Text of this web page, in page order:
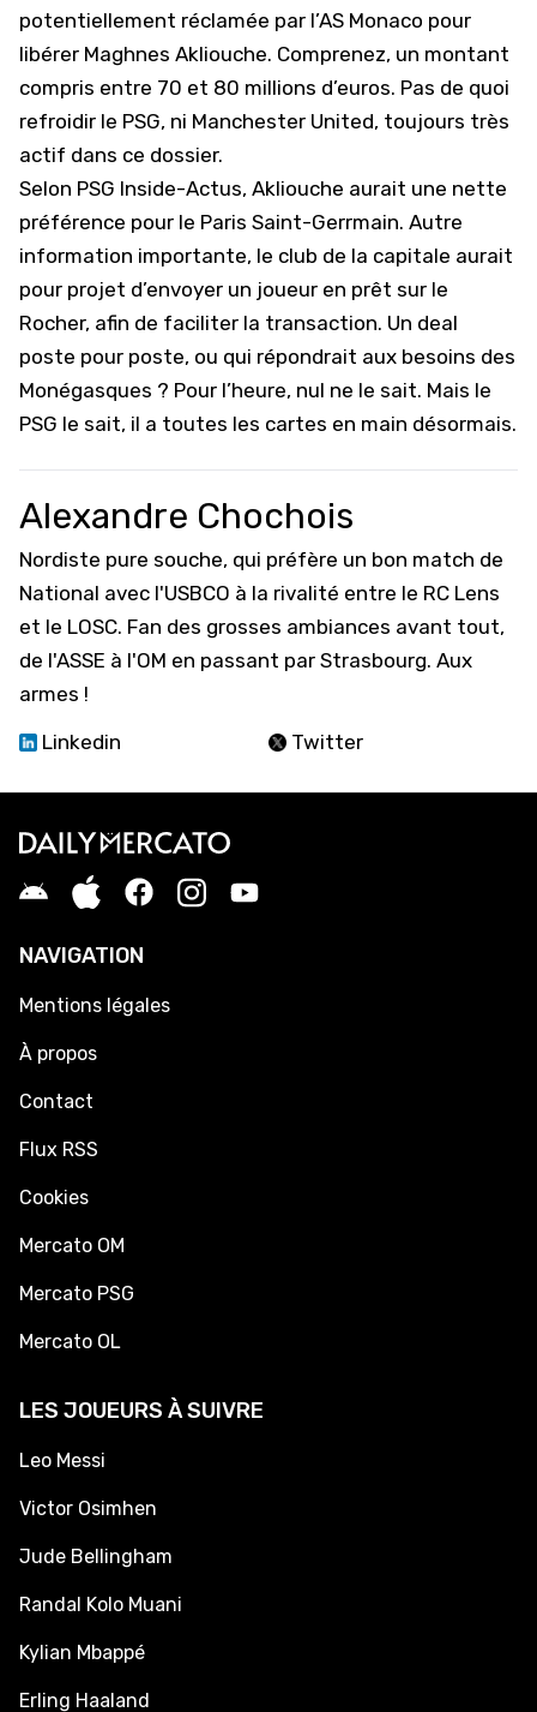
potentiellement réclamée par l’AS Monaco pour
libérer Maghnes Akliouche. Comprenez, un montant
compris entre 70 et 80 millions d’euros. Pas de quoi
refroidir le PSG, ni Manchester United, toujours très
actif dans ce dossier.
Selon PSG Inside-Actus, Akliouche aurait une nette
préférence pour le Paris Saint-Gerrmain. Autre
information importante, le club de la capitale aurait
pour projet d’envoyer un joueur en prêt sur le
Rocher, afin de faciliter la transaction. Un deal
poste pour poste, ou qui répondrait aux besoins des
Monégasques ? Pour l’heure, nul ne le sait. Mais le
PSG le sait, il a toutes les cartes en main désormais.
Alexandre Chochois
Nordiste pure souche, qui préfère un bon match de
National avec l'USBCO à la rivalité entre le RC Lens
et le LOSC. Fan des grosses ambiances avant tout,
de l'ASSE à l'OM en passant par Strasbourg. Aux
armes !
Linkedin
Twitter
NAVIGATION
Mentions légales
À propos
Contact
Flux RSS
Cookies
Mercato OM
Mercato PSG
Mercato OL
LES JOUEURS À SUIVRE
Leo Messi
Victor Osimhen
Jude Bellingham
Randal Kolo Muani
Kylian Mbappé
Erling Haaland